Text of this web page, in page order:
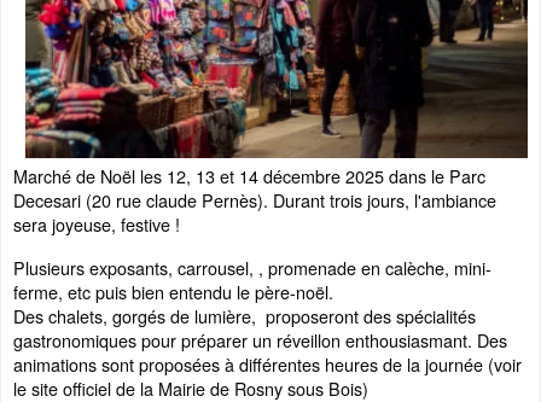
Marché de Noël les 12, 13 et 14 décembre 2025 dans le Parc
Decesari (20 rue claude Pernès). Durant trois jours, l'ambiance
sera joyeuse, festive !
Plusieurs exposants, carrousel, , promenade en calèche, mini-
ferme, etc puis bien entendu le père-noël.
Des chalets, gorgés de lumière, proposeront des spécialités
gastronomiques pour préparer un réveillon enthousiasmant. Des
animations sont proposées à différentes heures de la journée (voir
le site officiel de la Mairie de Rosny sous Bois)